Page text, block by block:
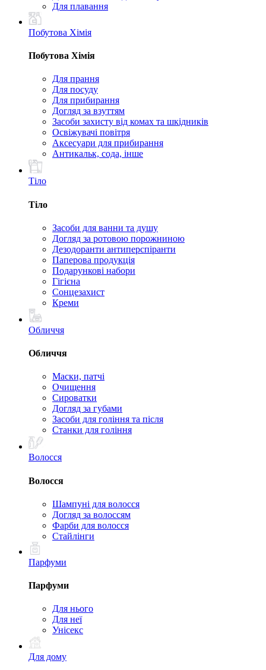
Для плавання
Побутова Хімія
Побутова Хімія
Для прання
Для посуду
Для прибирання
Догляд за взуттям
Засоби захисту від комах та шкідників
Освіжувачі повітря
Аксесуари для прибирання
Антикальк, сода, інше
Тіло
Тіло
Засоби для ванни та душу
Догляд за ротовою порожниною
Дезодоранти антиперспіранти
Паперова продукція
Подарункові набори
Гігієна
Сонцезахист
Креми
Обличчя
Обличчя
Маски, патчі
Очищення
Сироватки
Догляд за губами
Засоби для гоління та після
Станки для гоління
Волосся
Волосся
Шампуні для волосся
Догляд за волоссям
Фарби для волосся
Стайлінги
Парфуми
Парфуми
Для нього
Для неї
Унісекс
Для дому